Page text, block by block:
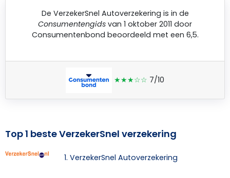
De VerzekerSnel Autoverzekering is in de
Consumentengids van 1 oktober 2011 door
Consumentenbond beoordeeld met een 6,5.
★★★☆☆ 7/10
Top 1 beste VerzekerSnel verzekering
1. VerzekerSnel Autoverzekering